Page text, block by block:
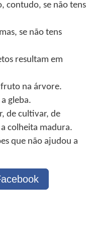
contudo, se não tens
se não tens
resultam em
na árvore.
gleba.
de cultivar, de
colheita madura.
que não ajudou a